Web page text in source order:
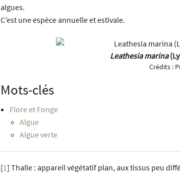
algues.
C’est une espèce annuelle et estivale.
Leathesia marina
Crédits :
Mots-clés
Flore et Fonge
Algue
Algue verte
[1] Thalle : appareil végétatif plan, aux tissus peu